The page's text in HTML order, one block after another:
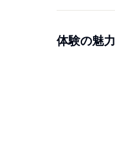
体験の魅力